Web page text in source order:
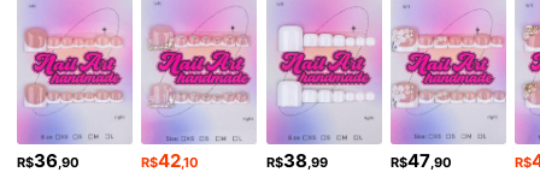
133K Seguidores
4,81 133K Seguidores
4,81 133K Seguidores
R$36 ,90 R$42,10 R$38 ,99 R$47,90 R$